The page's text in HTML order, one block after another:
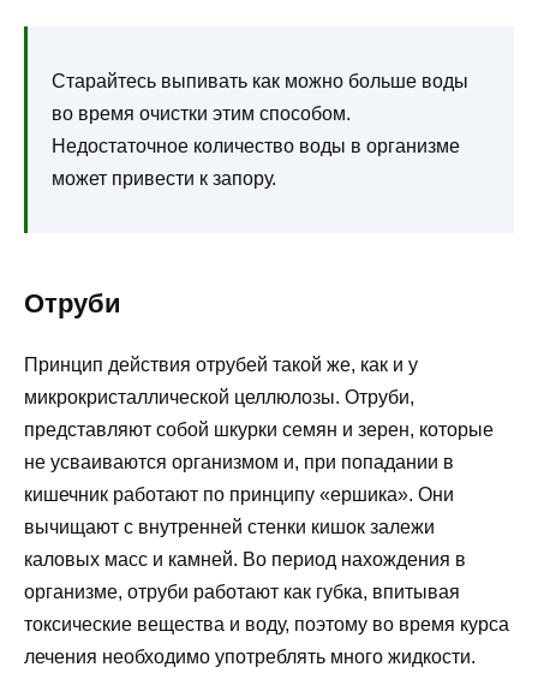
Старайтесь выпивать как можно больше воды
во время очистки этим способом.
Недостаточное количество воды в организме
может привести к запору.
Отруби
Принцип действия отрубей такой же, как и у
микрокристаллической целлюлозы. Отруби,
представляют собой шкурки семян и зерен, которые
не усваиваются организмом и, при попадании в
кишечник работают по принципу «ершика». Они
вычищают с внутренней стенки кишок залежи
каловых масс и камней. Во период нахождения в
организме, отруби работают как губка, впитывая
токсические вещества и воду, поэтому во время курса
лечения необходимо употреблять много жидкости.